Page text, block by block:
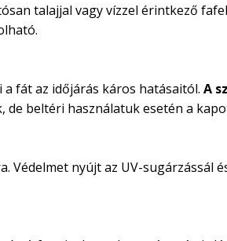
talajjal vagy vízzel érintkező
fát az időjárás káros hatásaitól. A
beltéri használatuk esetén a
nyújt az UV-sugárzássál